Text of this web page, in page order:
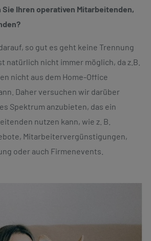
Ihren operativen Mitarbeitenden,
so gut es geht keine Trennung
natürlich nicht immer möglich, da z.B.
nicht aus dem Home-Office
Daher versuchen wir darüber
Spektrum anzubieten, das ein
nutzen kann, wie z. B.
Mitarbeitervergünstigungen,
oder auch Firmenevents.